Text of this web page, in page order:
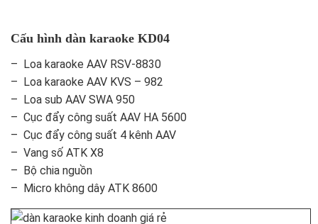
Cấu hình dàn karaoke KD04
– Loa karaoke AAV RSV-8830
– Loa karaoke AAV KVS – 982
– Loa sub AAV SWA 950
– Cục đẩy công suất AAV HA 5600
– Cục đẩy công suất 4 kênh AAV
– Vang số ATK X8
– Bộ chia nguồn
– Micro không dây ATK 8600